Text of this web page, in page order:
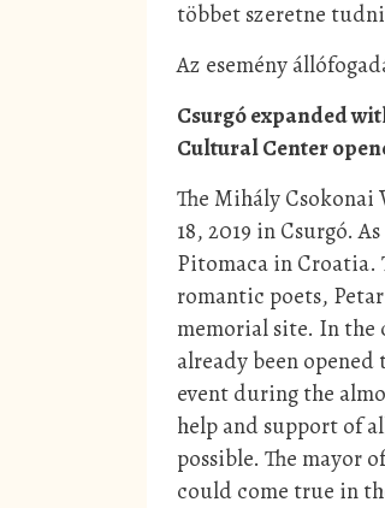
többet szeretne
Az esemény
Csurgó expanded
Cultural Center
The Mihály
18, 2019 in Csurgó.
Pitomaca in Croatia.
romantic poets,
memorial site. In
already been
event during the
help and support of
possible. The mayor
could come true in